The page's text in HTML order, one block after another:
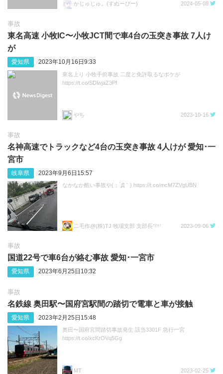
かじゅじゅ。(すぬーぴー) 2024-05-08
事故
東名高速 小牧IC〜小牧JCT間で車4台の玉突き事故 7人け
が
愛知県 2023年10月16日9:33
東名上り 小牧手前事故 二度と免許取るなボケが
https://t.co/SDlwjaZ3Pf
やち 2023-10-16
事故
名神高速でトラックなど4台の玉突き事故 4人けが 愛知･一
宮市
岐阜県 2023年9月6日15:57
なかなか酷い事故や(；´Д｀) https://t.co/mcM7ZVgUBN
二毛作@(株)TJ 牧場支部 支部長⁺²⁹⁷ 2023-09-06
事故
国道22号で車6台が絡む事故 愛知･一宮市
愛知県 2023年6月25日10:32
事故
名鉄線 奥田駅〜国府宮駅間の踏切で電車と車が接触
愛知県 2023年2月25日15:48
奥田〜国府宮間踏切事故発生 該当3301F 急行一宮
https://t.co/xcKrOVq5Gg
MT 2023-02-25